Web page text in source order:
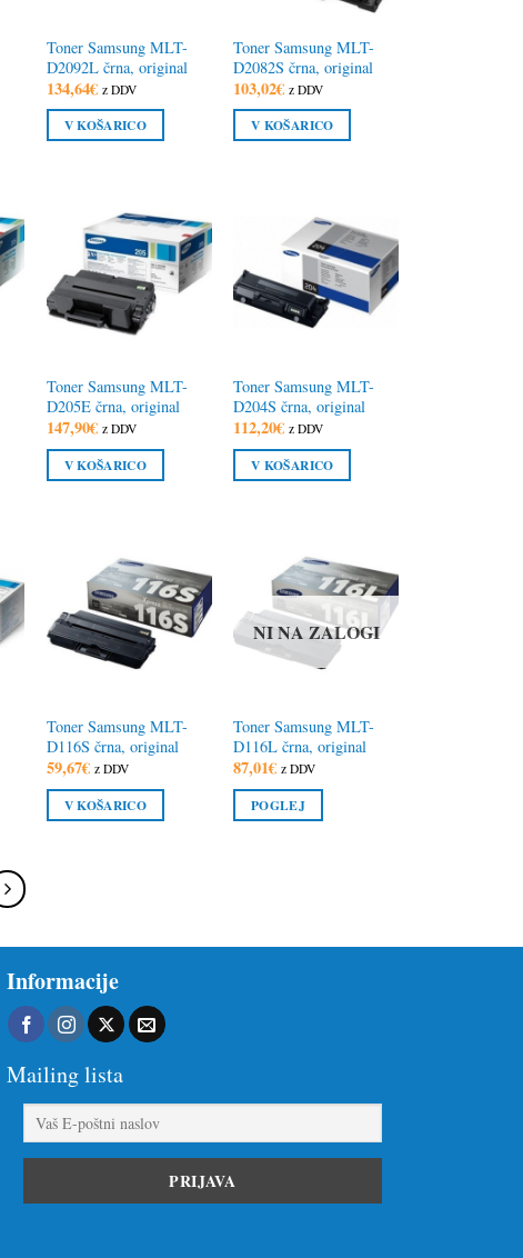
Toner Samsung MLT-
D2092L črna, original
134,64€ z DDV
V KOŠARICO
Toner Samsung MLT-
D2082S črna, original
103,02€ z DDV
V KOŠARICO
Toner Samsung MLT-
D205E črna, original
147,90€ z DDV
V KOŠARICO
Toner Samsung MLT-
D204S črna, original
112,20€ z DDV
V KOŠARICO
Toner Samsung MLT-
D116S črna, original
59,67€ z DDV
V KOŠARICO
NI NA ZALOGI
Toner Samsung MLT-
D116L črna, original
87,01€ z DDV
POGLEJ
Informacije
Mailing lista